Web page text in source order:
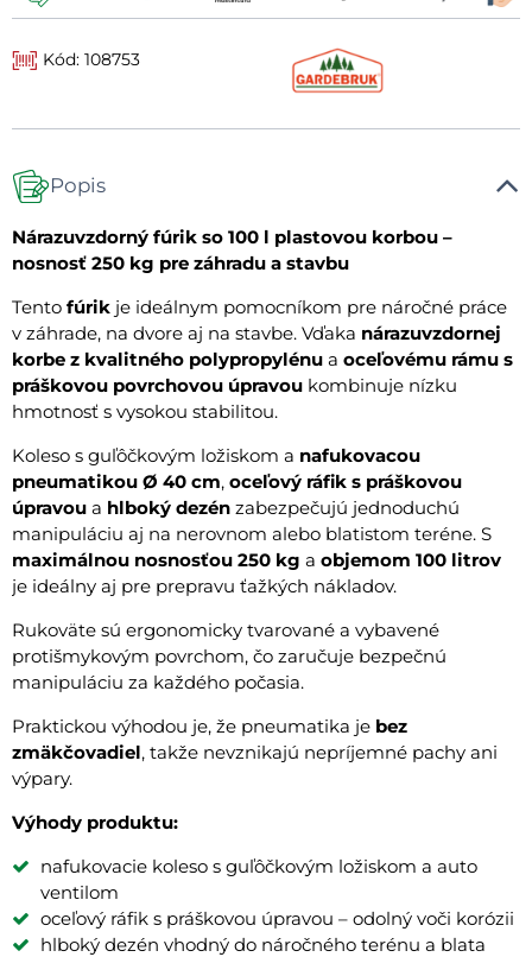
Kód: 108753
Popis
Nárazuvzdorný fúrik so 100 l plastovou korbou –
nosnosť 250 kg pre záhradu a stavbu
Tento fúrik je ideálnym pomocníkom pre náročné práce
v záhrade, na dvore aj na stavbe. Vďaka nárazuvzdornej
korbe z kvalitného polypropylénu a oceľovému rámu s
práškovou povrchovou úpravou kombinuje nízku
hmotnosť s vysokou stabilitou.
Koleso s guľôčkovým ložiskom a nafukovacou
pneumatikou Ø 40 cm, oceľový ráfik s práškovou
úpravou a hlboký dezén zabezpečujú jednoduchú
manipuláciu aj na nerovnom alebo blatistom teréne. S
maximálnou nosnosťou 250 kg a objemom 100 litrov
je ideálny aj pre prepravu ťažkých nákladov.
Rukoväte sú ergonomicky tvarované a vybavené
protišmykovým povrchom, čo zaručuje bezpečnú
manipuláciu za každého počasia.
Praktickou výhodou je, že pneumatika je bez
zmäkčovadiel, takže nevznikajú nepríjemné pachy ani
výpary.
Výhody produktu:
nafukovacie koleso s guľôčkovým ložiskom a auto
ventilom
oceľový ráfik s práškovou úpravou – odolný voči korózii
hlboký dezén vhodný do náročného terénu a blata